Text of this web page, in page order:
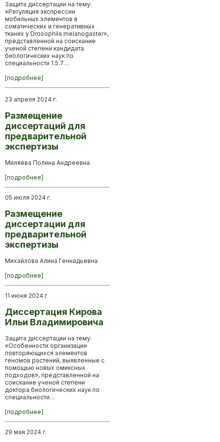
Защита диссертации на тему:
«Регуляция экспрессии
мобильных элементов в
соматических и генеративных
тканях у Drosophila melanogaster»,
представленной на соискание
ученой степени кандидата
биологических наук по
специальности 1.5.7…
[подробнее]
23 апреля 2024 г.
Размещение
диссертаций для
предварительной
экспертизы
Миляева Полина Андреевна
[подробнее]
05 июля 2024 г.
Размещение
диссертации для
предварительной
экспертизы
Михайлова Алина Геннадьевна
[подробнее]
11 июня 2024 г.
Диссертация Кирова
Ильи Владимировича
Защита диссертации на тему:
«Особенности организации
повторяющихся элементов
геномов растений, выявленные с
помощью новых омиксных
подходов», представленной на
соискание ученой степени
доктора биологических наук по
специальности…
[подробнее]
29 мая 2024 г.